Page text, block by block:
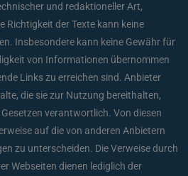
und redaktioneller Art,
Richtigkeit der Texte kann keine
Insbesondere kann keine Gewähr für
von Informationen übernommen
Links zu erreichen sind. Anbieter
die sie zur Nutzung bereithalten,
verantwortlich. Von diesen
auf die von anderen Anbietern
zu unterscheiden. Die Verweise durch
Webseiten dienen lediglich der